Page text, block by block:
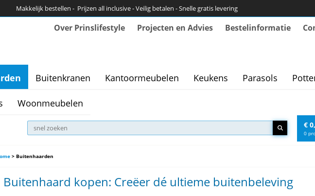
Makkelijk bestellen - Prijzen all inclusive - Veilig betalen - Snelle gratis levering
Over Prinslifestyle Projecten en Advies Bestelinformatie
Buitenkranen Kantoormeubelen Keukens Parasols
Woonmeubelen
€
0
> Buitenhaarden
Buitenhaard kopen: Creëer dé ultieme buitenbeleving